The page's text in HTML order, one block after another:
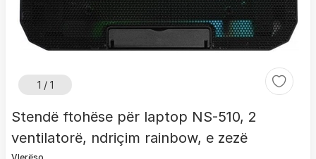
1 / 1
Stendë ftohëse për laptop NS-510, 2
ventilatorë, ndriçim rainbow, e zezë